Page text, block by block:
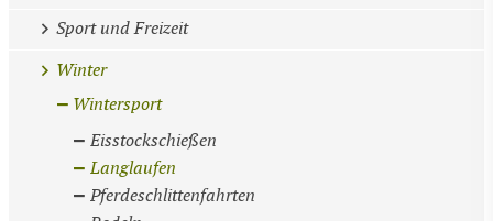
Sport und Freizeit
Winter
Wintersport
Eisstockschießen
Langlaufen
Pferdeschlittenfahrten